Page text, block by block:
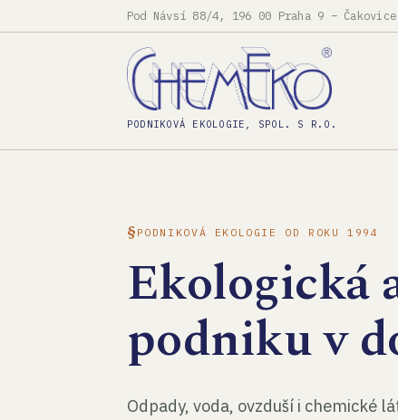
Pod Návsí 88/4, 196 00 Praha 9 – Čakovice
PODNIKOVÁ EKOLOGIE, SPOL. S R.O.
PODNIKOVÁ EKOLOGIE OD ROKU 1994
Ekologická
podniku v
Odpady, voda, ovzduší i chemické